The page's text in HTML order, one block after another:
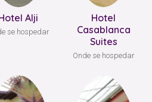
Alji
se hospedar
Hotel
Casablanca
Suites
Onde se hospedar